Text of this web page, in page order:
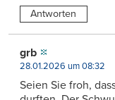
Antworten
grb
28.01.2026 um 08:32
Seien Sie froh,